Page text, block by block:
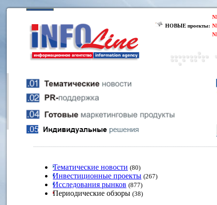
НОВЫЕ проекты:
Тематические новости (80)
Инвестиционные проекты (267)
Исследования рынков (877)
Периодические обзоры (38)